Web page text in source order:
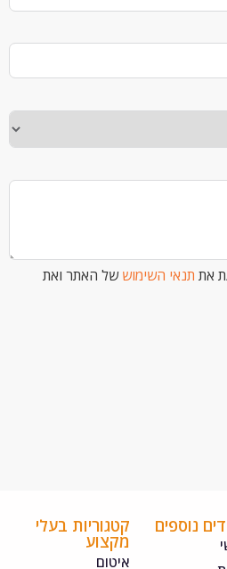
השימוש של האתר ואת
קטגוריות בעלי